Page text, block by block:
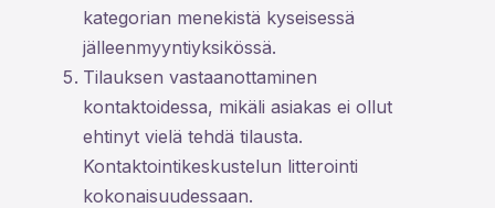
kategorian menekistä kyseisessä
jälleenmyyntiyksikössä.
Tilauksen vastaanottaminen
kontaktoidessa, mikäli asiakas ei ollut
ehtinyt vielä tehdä tilausta.
Kontaktointikeskustelun litterointi
kokonaisuudessaan.